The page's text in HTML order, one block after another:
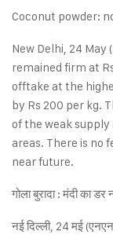
Coconut powder:
New Delhi, 24 May
remained firm at
offtake at the
by Rs 200 per kg.
of the weak
areas. There is no
near future.
गोला बुरादा : मंदी का डर
नई दिल्ली, 24 मई